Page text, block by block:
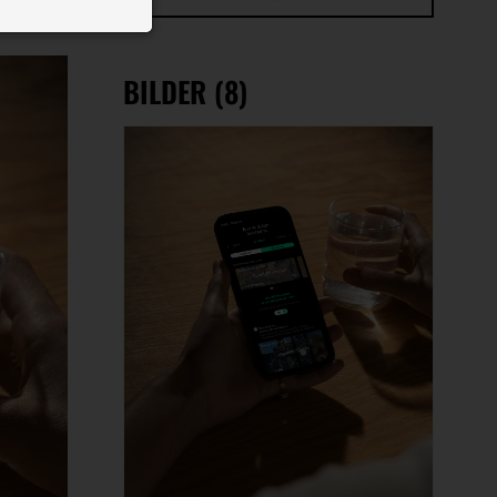
BILDER (8)
auf Ihrem